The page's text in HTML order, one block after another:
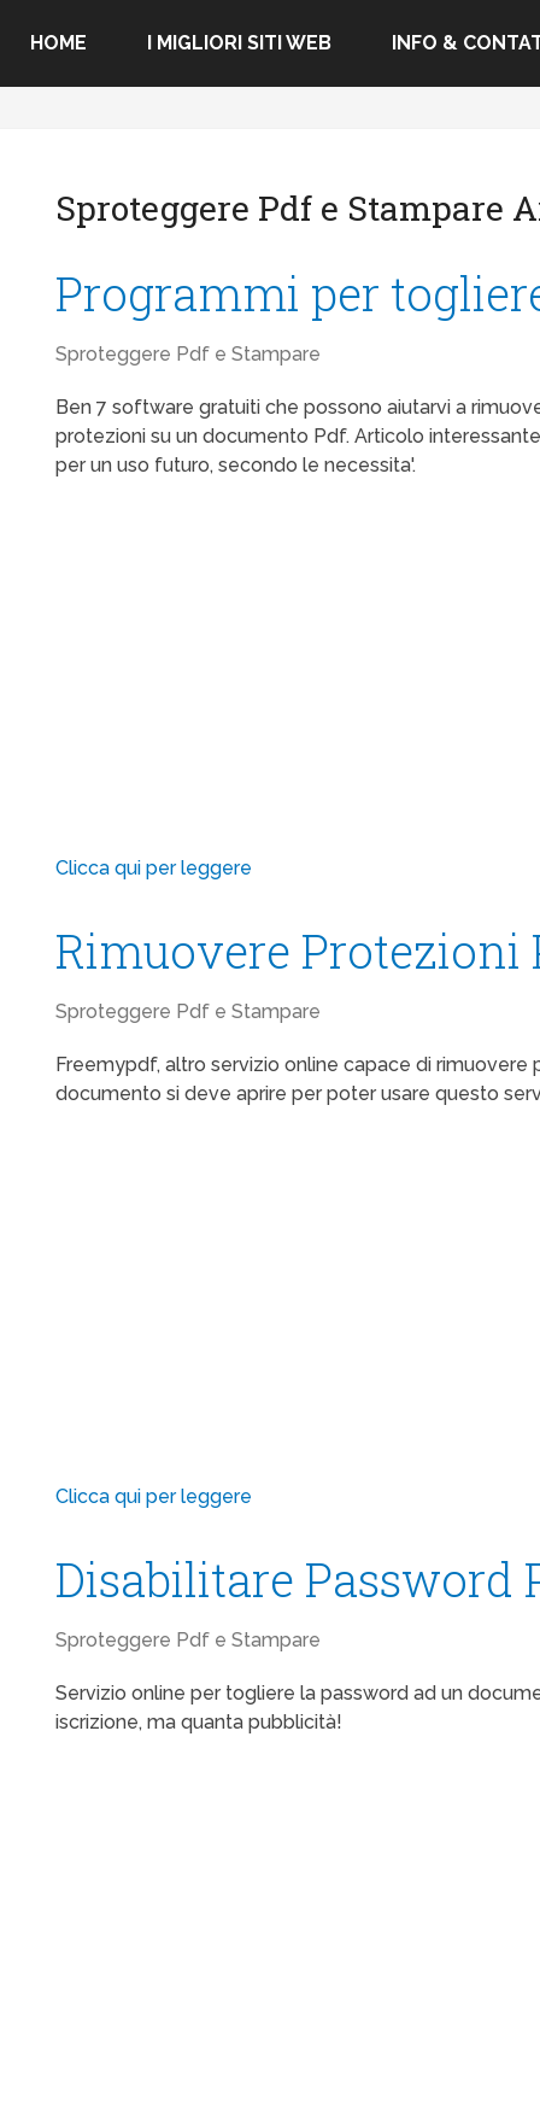
HOME I MIGLIORI SITI WEB INFO &
Sproteggere Pdf e Stampare
Programmi per
Sproteggere Pdf e Stampare
Ben 7 software gratuiti che possono aiutarvi a
protezioni su un documento Pdf. Articolo
per un uso futuro, secondo le necessita'.
Clicca qui per leggere
Rimuovere Protezioni
Sproteggere Pdf e Stampare
Freemypdf, altro servizio online capace di rimuovere
documento si deve aprire per poter usare questo
Clicca qui per leggere
Disabilitare Password
Sproteggere Pdf e Stampare
Servizio online per togliere la password ad un
iscrizione, ma quanta pubblicità!